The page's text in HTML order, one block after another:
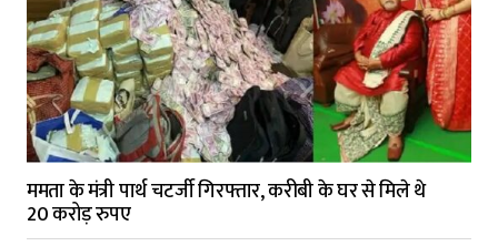
ममता के मंत्री पार्थ चटर्जी गिरफ्तार, करीबी के घर से मिले थे
20 करोड़ रुपए